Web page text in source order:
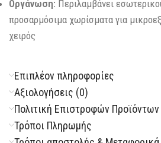
Οργάνωση: Περιλαμβάνει
προσαρμόσιμα χωρίσματα για
χειρός
Επιπλέον πληροφορίες
Αξιολογήσεις (0)
Πολιτική Επιστροφών
Τρόποι Πληρωμής